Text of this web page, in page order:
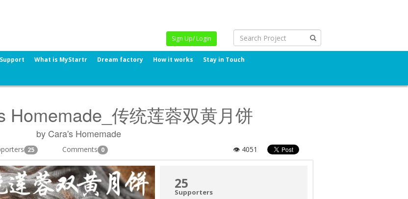
Sign Up/ Login
What is MyStartr Dream factory How it works
Stay in Touch
Homemade_传统莲蓉双黄月饼
by Cara's Homemade
25 Comments 0 👁 4051
25
Supporters